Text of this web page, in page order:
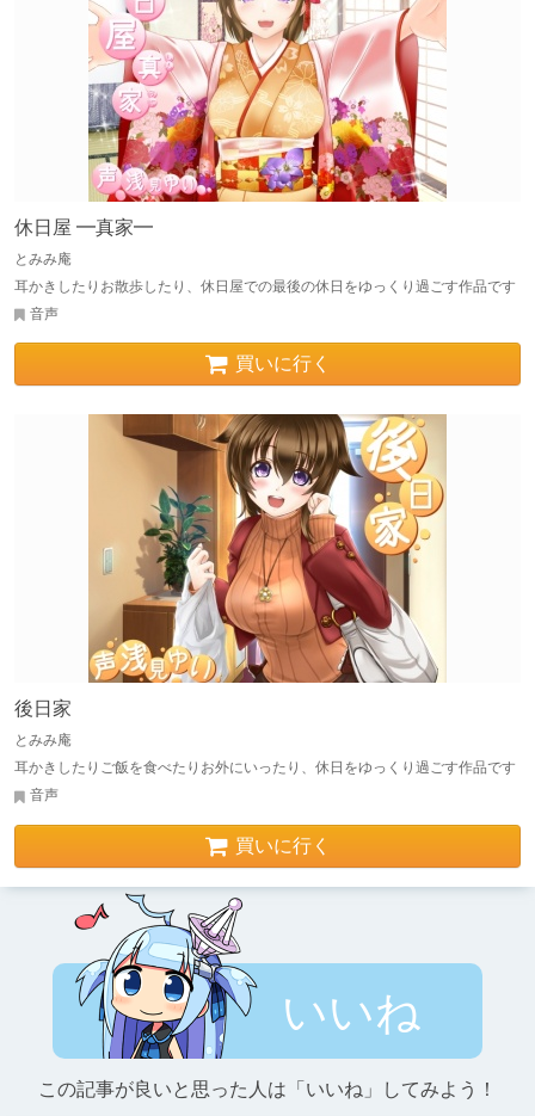
休日屋 ━真家━
とみみ庵
耳かきしたりお散歩したり、休日屋での最後の休日をゆっくり過ごす作品です
音声
買いに行く
後日家
とみみ庵
耳かきしたりご飯を食べたりお外にいったり、休日をゆっくり過ごす作品です
音声
買いに行く
いいね
この記事が良いと思った人は「いいね」してみよう！